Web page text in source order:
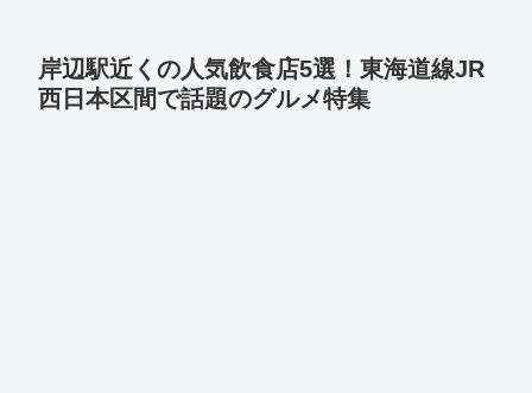
岸辺駅近くの人気飲食店5選！東海道線JR
西日本区間で話題のグルメ特集